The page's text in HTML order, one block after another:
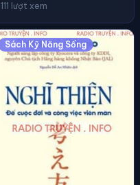
111 lượt xem
Sách Kỹ Năng Sống